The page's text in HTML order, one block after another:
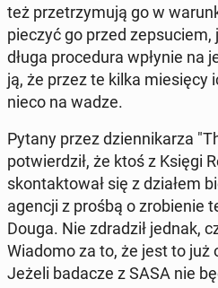
też prze­trzy­mu­ją go w
pie­czyć go przed
długa pro­ce­du­ra wpłynie na
ją, że przez te kilka mie­się­cy
nieco na wadze.
Pytany przez dzien­ni­ka­rza
po­twier­dził, że ktoś z Księgi
skon­tak­to­wał się z działem
agencji z prośbą o zro­bie­nie
Douga. Nie zdra­dził jednak,
Wiadomo za to, że jest to już
Jeżeli badacze z SASA nie